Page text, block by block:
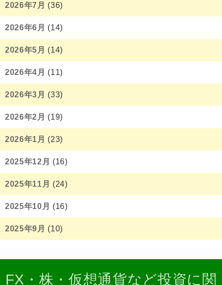
2026年7月 (36)
2026年6月 (14)
2026年5月 (14)
2026年4月 (11)
2026年3月 (33)
2026年2月 (19)
2026年1月 (23)
2025年12月 (16)
2025年11月 (24)
2025年10月 (16)
2025年9月 (10)
FX・株・仮想通貨など投資に関